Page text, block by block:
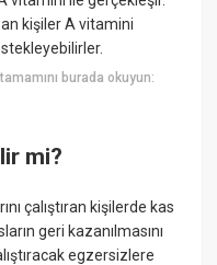
kişiler A vitamini
burada okuyun:
mi?
çalıştıran kişilerde kas
geri kazanılmasını
egzersizlere